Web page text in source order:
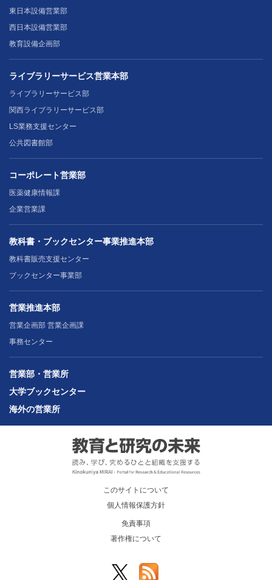
東日本設備営業部
西日本設備営業部
教育設備企画部
ライブラリーサービス営業本部
ライブラリーサービス部
関西ライブラリーサービス部
LS業務支援センター
公共図書館部
コーポレート営業部
医薬健康情報課
企業営業課
教科書・ブックセンター事業推進本部
教科書販売支援センター
ブックセンター事業部
営業推進本部
営業企画部 営業企画課
事務センター
営業部・営業所
大学ブックセンター
海外の営業所
このサイトについて
個人情報保護方針
免責事項
著作権について